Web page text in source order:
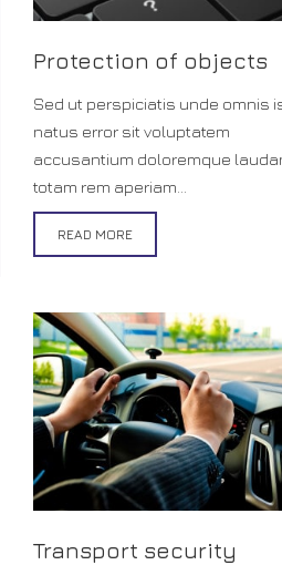
Protection of objects
Sed ut perspiciatis unde omnis
natus error sit voluptatem
accusantium doloremque
totam rem aperiam...
READ MORE
Transport security